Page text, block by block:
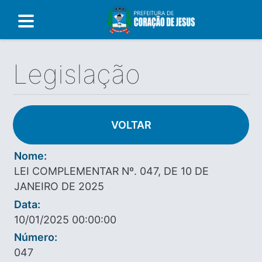
Legislação
VOLTAR
Nome:
LEI COMPLEMENTAR Nº. 047, DE 10 DE
JANEIRO DE 2025
Data:
10/01/2025 00:00:00
Número:
047